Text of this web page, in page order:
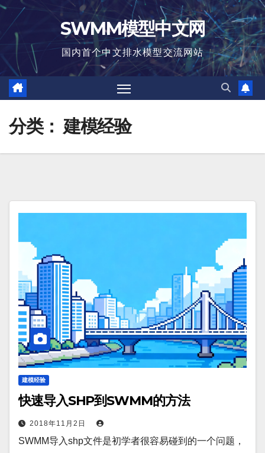
跳
至
SWMM模型中文网
国内首个中文排水模型交流网站
分类： 建模经验
建模经验
快速导入SHP到SWMM的方法
2018年11月2日
SWMM导入shp文件是初学者很容易碰到的一个问题，